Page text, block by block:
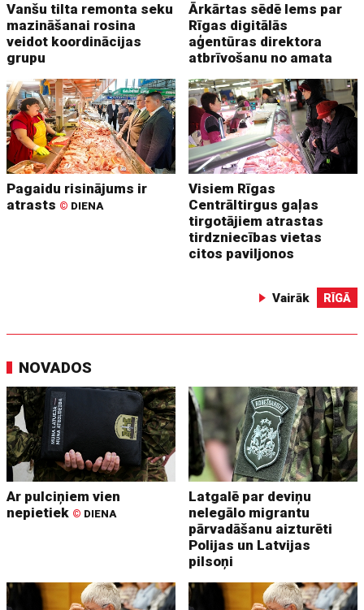
Vanšu tilta remonta seku
mazināšanai rosina
veidot koordinācijas
grupu
Ārkārtas sēdē lems par
Rīgas digitālās
aģentūras direktora
atbrīvošanu no amata
Pagaidu risinājums ir
atrasts © DIENA
Visiem Rīgas
Centrāltirgus gaļas
tirgotājiem atrastas
tirdzniecības vietas
citos paviljonos
Vairāk RĪGĀ
NOVADOS
Ar pulciņiem vien
nepietiek © DIENA
Latgalē par deviņu
nelegālo migrantu
pārvadāšanu aizturēti
Polijas un Latvijas
pilsoņi